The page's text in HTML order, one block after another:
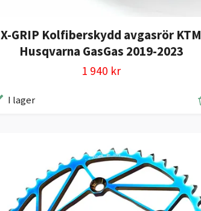
X-GRIP Kolfiberskydd avgasrör KTM
Husqvarna GasGas 2019-2023
1 940 kr
I lager